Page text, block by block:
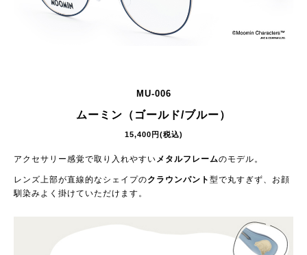
MU-006
ムーミン（ゴールド/ブルー）
15,400円(税込)
アクセサリー感覚で取り入れやすい メタルフレームのモデル。
レンズ上部が直線的なシェイプのクラウンパント 型で丸すぎず、お顔
馴染みよく掛けていただけます。